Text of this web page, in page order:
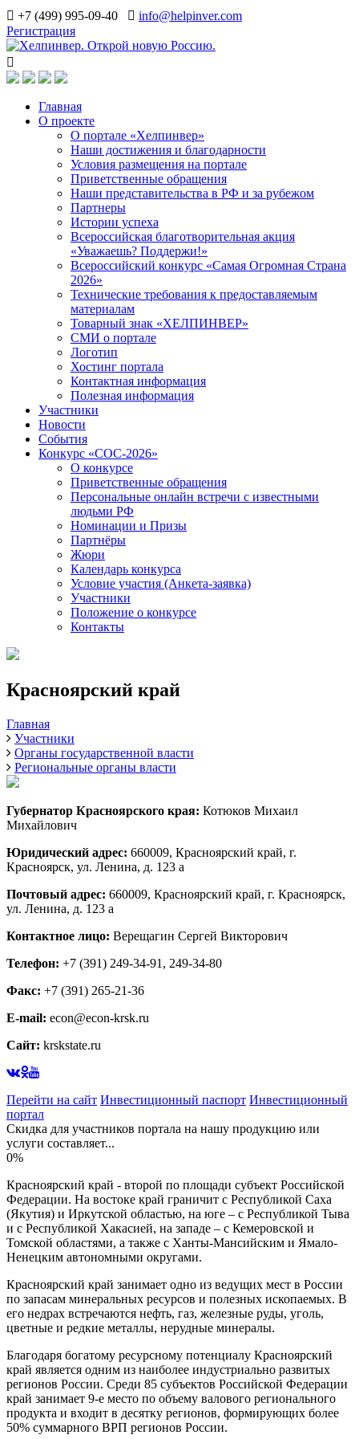
+7 (499) 995-09-40
info@helpinver.com
Регистрация
Главная
О проекте
О портале «Хелпинвер»
Наши достижения и благодарности
Условия размещения на портале
Приветственные обращения
Наши представительства в РФ и за рубежом
Партнеры
Истории успеха
Всероссийская благотворительная акция
«Уважаешь? Поддержи!»
Всероссийский конкурс «Самая Огромная Страна
2026»
Технические требования к предоставляемым
материалам
Товарный знак «ХЕЛПИНВЕР»
СМИ о портале
Логотип
Хостинг портала
Контактная информация
Полезная информация
Участники
Новости
События
Конкурс «СОС-2026»
О конкурсе
Приветственные обращения
Персональные онлайн встречи с известными
людьми РФ
Номинации и Призы
Партнёры
Жюри
Календарь конкурса
Условие участия (Анкета-заявка)
Участники
Положение о конкурсе
Контакты
Красноярский край
Главная
Участники
Органы государственной власти
Региональные органы власти
Губернатор Красноярского края: Котюков Михаил
Михайлович
Юридический адрес: 660009, Красноярский край, г.
Красноярск, ул. Ленина, д. 123 а
Почтовый адрес: 660009, Красноярский край, г. Красноярск,
ул. Ленина, д. 123 а
Контактное лицо: Верещагин Сергей Викторович
Телефон: +7 (391) 249-34-91, 249-34-80
Факс: +7 (391) 265-21-36
E-mail: econ@econ-krsk.ru
Сайт: krskstate.ru
Перейти на сайт Инвестиционный паспорт Инвестиционный
портал
Скидка для участников портала на нашу продукцию или
услуги составляет...
0%
Красноярский край - второй по площади субъект Российской
Федерации. На востоке край граничит с Республикой Саха
(Якутия) и Иркутской областью, на юге – с Республикой Тыва
и с Республикой Хакасией, на западе – с Кемеровской и
Томской областями, а также с Ханты-Мансийским и Ямало-
Ненецким автономными округами.
Красноярский край занимает одно из ведущих мест в России
по запасам минеральных ресурсов и полезных ископаемых. В
его недрах встречаются нефть, газ, железные руды, уголь,
цветные и редкие металлы, нерудные минералы.
Благодаря богатому ресурсному потенциалу Красноярский
край является одним из наиболее индустриально развитых
регионов России. Среди 85 субъектов Российской Федерации
край занимает 9-е место по объему валового регионального
продукта и входит в десятку регионов, формирующих более
50% суммарного ВРП регионов России.